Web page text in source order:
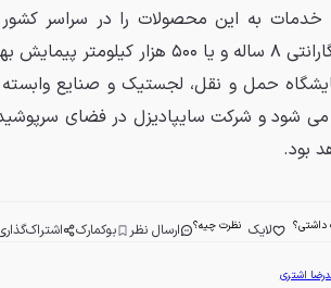
خدمات به این محصولات را در سراسر
پیمایش بهره می برد.
می شود و شرکت سایپادیزل در فضای
بود.
داشتی؟ لایک نظرت چیه؟ ارسال نظر بوکمارک
اشتری